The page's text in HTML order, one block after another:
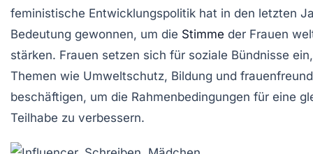
feministische Entwicklungspolitik hat in den letzten
Bedeutung gewonnen, um die Stimme der Frauen
stärken. Frauen setzen sich für soziale Bündnisse
Themen wie Umweltschutz, Bildung und
beschäftigen, um die Rahmenbedingungen für eine
Teilhabe zu verbessern.